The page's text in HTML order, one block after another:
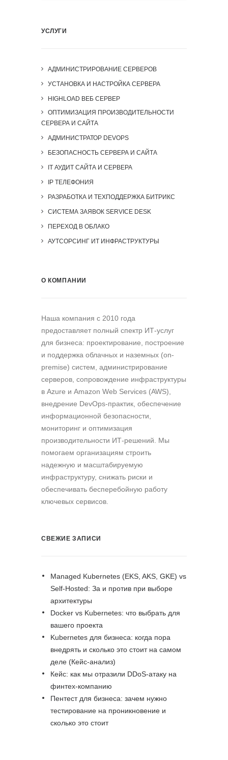
УСЛУГИ
АДМИНИСТРИРОВАНИЕ СЕРВЕРОВ
УСТАНОВКА И НАСТРОЙКА СЕРВЕРА
HIGHLOAD ВЕБ СЕРВЕР
ОПТИМИЗАЦИЯ ПРОИЗВОДИТЕЛЬНОСТИ
СЕРВЕРА И САЙТА
АДМИНИСТРАТОР DEVOPS
БЕЗОПАСНОСТЬ СЕРВЕРА И САЙТА
IT АУДИТ САЙТА И СЕРВЕРА
IP ТЕЛЕФОНИЯ
РАЗРАБОТКА И ТЕХПОДДЕРЖКА БИТРИКС
СИСТЕМА ЗАЯВОК SERVICE DESK
ПЕРЕХОД В ОБЛАКО
АУТСОРСИНГ ИТ ИНФРАСТРУКТУРЫ
О КОМПАНИИ
Наша компания c 2010 года
предоставляет полный спектр ИТ-услуг
для бизнеса: проектирование, построение
и поддержка облачных и наземных (on-
premise) систем, администрирование
серверов, сопровождение инфраструктуры
в Azure и Amazon Web Services (AWS),
внедрение DevOps-практик, обеспечение
информационной безопасности,
мониторинг и оптимизация
производительности ИТ-решений. Мы
помогаем организациям строить
надежную и масштабируемую
инфраструктуру, снижать риски и
обеспечивать бесперебойную работу
ключевых сервисов.
СВЕЖИЕ ЗАПИСИ
Managed Kubernetes (EKS, AKS, GKE) vs
Self-Hosted: За и против при выборе
архитектуры
Docker vs Kubernetes: что выбрать для
вашего проекта
Kubernetes для бизнеса: когда пора
внедрять и сколько это стоит на самом
деле (Кейс-анализ)
Кейс: как мы отразили DDoS-атаку на
финтех-компанию
Пентест для бизнеса: зачем нужно
тестирование на проникновение и
сколько это стоит